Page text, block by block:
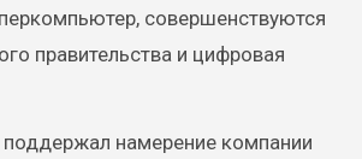
совершенствуются
правительства и цифровая
намерение компании